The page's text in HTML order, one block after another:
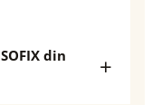
din